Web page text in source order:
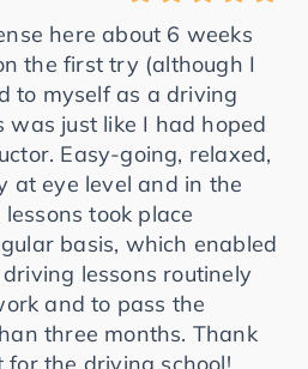
here about 6 weeks
the first try (although I
to myself as a driving
was just like I had hoped
Easy-going, relaxed,
at eye level and in the
took place
basis, which enabled
lessons routinely
and to pass the
three months. Thank
the driving school!